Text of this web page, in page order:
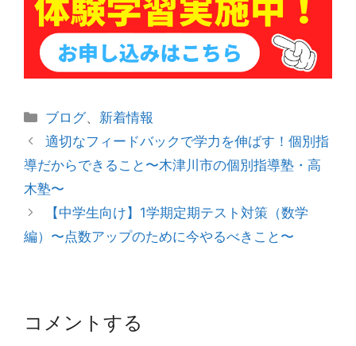
カ
テ
リ
ー
ブログ、 新着情報
投
稿
ビ
ゲ
ー
適切なフィードバックで学力を伸ばす！個別指
導だからできること〜木津川市の個別指導塾・高
木塾〜
【中学生向け】1学期定期テスト対策（数学
編）〜点数アップのために今やるべきこと〜
コメントする